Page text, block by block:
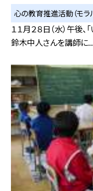
心の教育推進活動（モラ
１１月２８日（水）午後
鈴木中人さんを講師に...